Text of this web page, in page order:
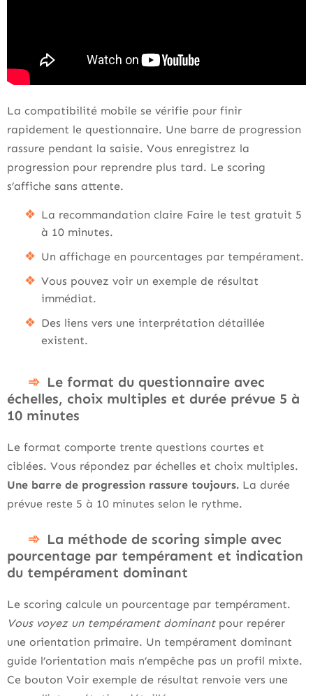
La compatibilité mobile se vérifie pour finir
rapidement le questionnaire. Une barre de progression
rassure pendant la saisie. Vous enregistrez la
progression pour reprendre plus tard. Le scoring
s’affiche sans attente.
La recommandation claire Faire le test gratuit 5
à 10 minutes.
Un affichage en pourcentages par tempérament.
Vous pouvez voir un exemple de résultat
immédiat.
Des liens vers une interprétation détaillée
existent.
Le format du questionnaire avec
échelles, choix multiples et durée prévue 5 à
10 minutes
Le format comporte trente questions courtes et
ciblées. Vous répondez par échelles et choix multiples.
Une barre de progression rassure toujours. La durée
prévue reste 5 à 10 minutes selon le rythme.
La méthode de scoring simple avec
pourcentage par tempérament et indication
du tempérament dominant
Le scoring calcule un pourcentage par tempérament.
Vous voyez un tempérament dominantpour repérer
une orientation primaire. Un tempérament dominant
guide l’orientation mais n’empêche pas un profil mixte.
Ce bouton Voir exemple de résultat renvoie vers une